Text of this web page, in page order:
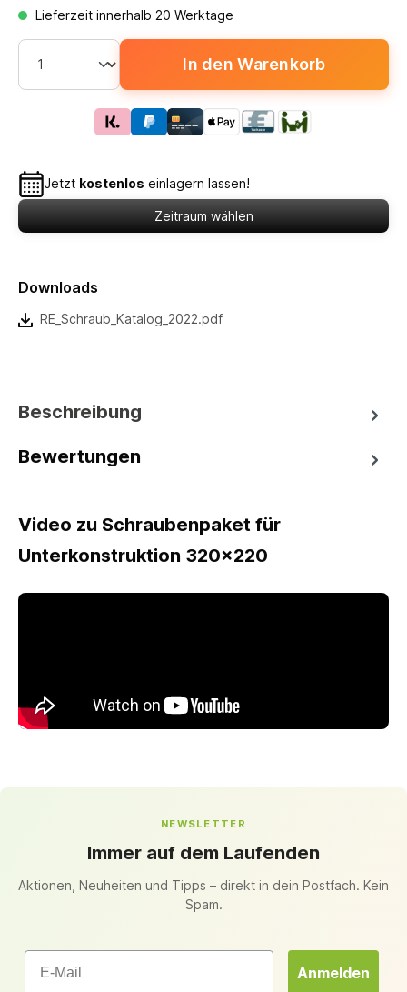
Lieferzeit innerhalb 20 Werktage
In den Warenkorb
Jetzt kostenlos einlagern lassen!
Zeitraum wählen
Downloads
RE_Schraub_Katalog_2022.pdf
Beschreibung
Bewertungen
Video zu Schraubenpaket für
Unterkonstruktion 320x220
NEWSLETTER
Immer auf dem Laufenden
Aktionen, Neuheiten und Tipps – direkt in dein Postfach. Kein
Spam.
Email
Anmelden